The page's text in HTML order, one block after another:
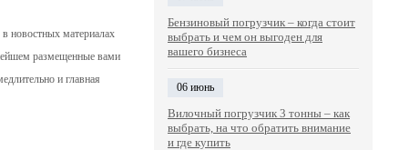
новостных материалах
размещенные вами
и главная
Бензиновый погрузчик – когда стоит
выбрать и чем он выгоден для
вашего бизнеса
06 июнь
Вилочный погрузчик 3 тонны – как
выбрать, на что обратить внимание
и где купить